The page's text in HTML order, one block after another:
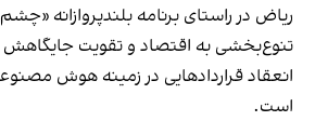
تنوع‌بخشی به اقتصاد و تقویت جایگاهش
انعقاد قراردادهایی در زمینه هوش
است.